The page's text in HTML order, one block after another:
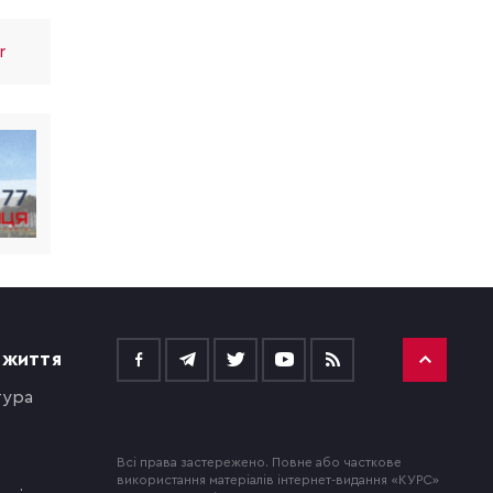
Всі права застережено. Повне або часткове
використання матеріалів інтернет-видання «КУРС»